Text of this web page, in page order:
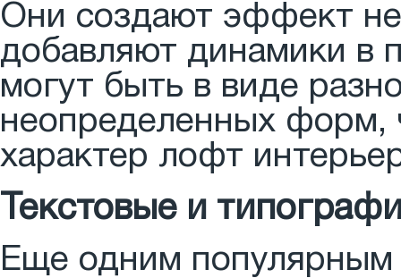
Они создают эффект
добавляют динамики в
могут быть в виде
неопределенных форм,
характер лофт
Текстовые и
Еще одним